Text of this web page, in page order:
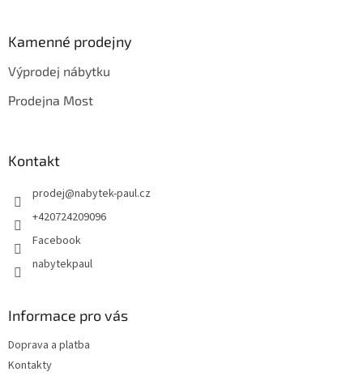
Kamenné prodejny
Výprodej nábytku
Prodejna Most
Kontakt
prodej@nabytek-paul.cz
+420724209096
Facebook
nabytekpaul
Informace pro vás
Doprava a platba
Kontakty